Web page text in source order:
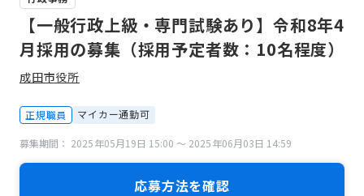
【一般行政上級・専門試験あり】令和8年4
月採用の募集（採用予定者数：10名程度）
成田市役所
正規職員 マイカー通勤可
募集期間： 2025年05月19日 15:00 〜 2025年06月03日 14:59
応募方法を確認